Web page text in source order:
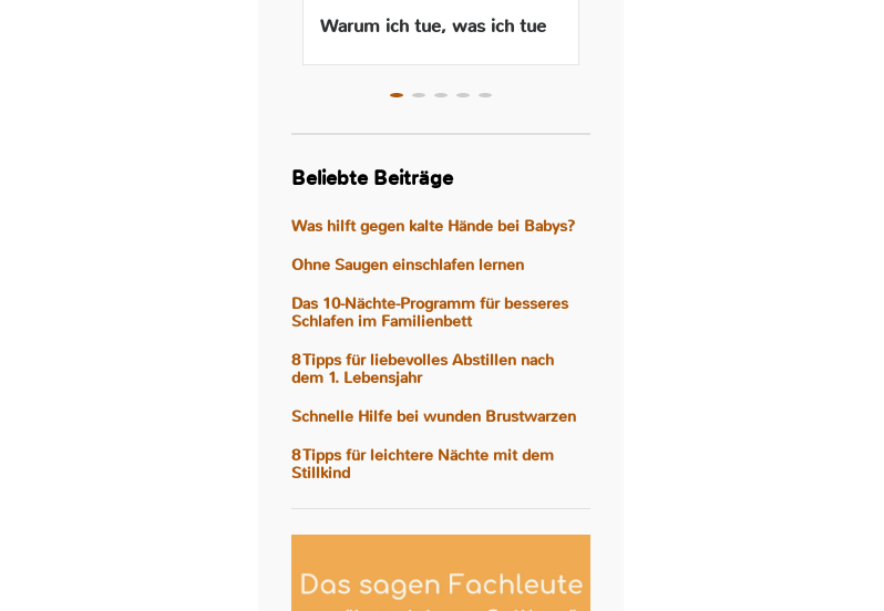
Warum ich tue, was ich tue
Beliebte Beiträge
Was hilft gegen kalte Hände bei Babys?
Ohne Saugen einschlafen lernen
Das 10-Nächte-Programm für besseres
Schlafen im Familienbett
8 Tipps für liebevolles Abstillen nach
dem 1. Lebensjahr
Schnelle Hilfe bei wunden Brustwarzen
8 Tipps für leichtere Nächte mit dem
Stillkind